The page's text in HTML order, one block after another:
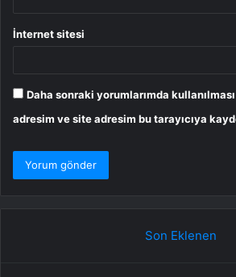
İnternet sitesi
Daha sonraki yorumlarımda
adresim ve site adresim bu tarayıcıya
Son Eklenen